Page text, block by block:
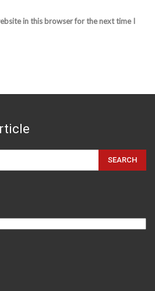
in this browser for the next time I